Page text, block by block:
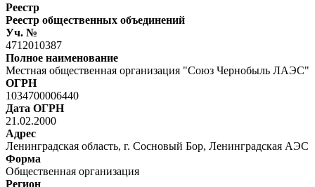
Реестр
Реестр общественных объединений
Уч. №
4712010387
Полное наименование
Местная общественная организация "Союз Чернобыль ЛАЭС"
ОГРН
1034700006440
Дата ОГРН
21.02.2000
Адрес
Ленинградская область, г. Сосновый Бор, Ленинградская АЭС
Форма
Общественная организация
Регион